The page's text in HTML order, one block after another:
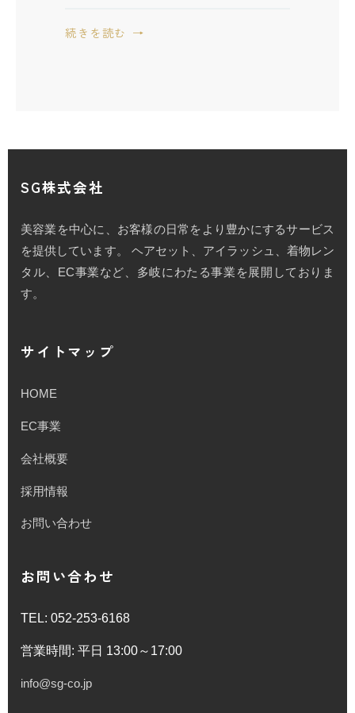
続きを読む
SG株式会社
美容業を中心に、お客様の日常をより豊かにするサービス
を提供しています。 ヘアセット、アイラッシュ、着物レン
タル、EC事業など、多岐にわたる事業を展開しておりま
す。
サイトマップ
HOME
EC事業
会社概要
採用情報
お問い合わせ
お問い合わせ
TEL: 052-253-6168
営業時間: 平日 13:00～17:00
info@sg-co.jp